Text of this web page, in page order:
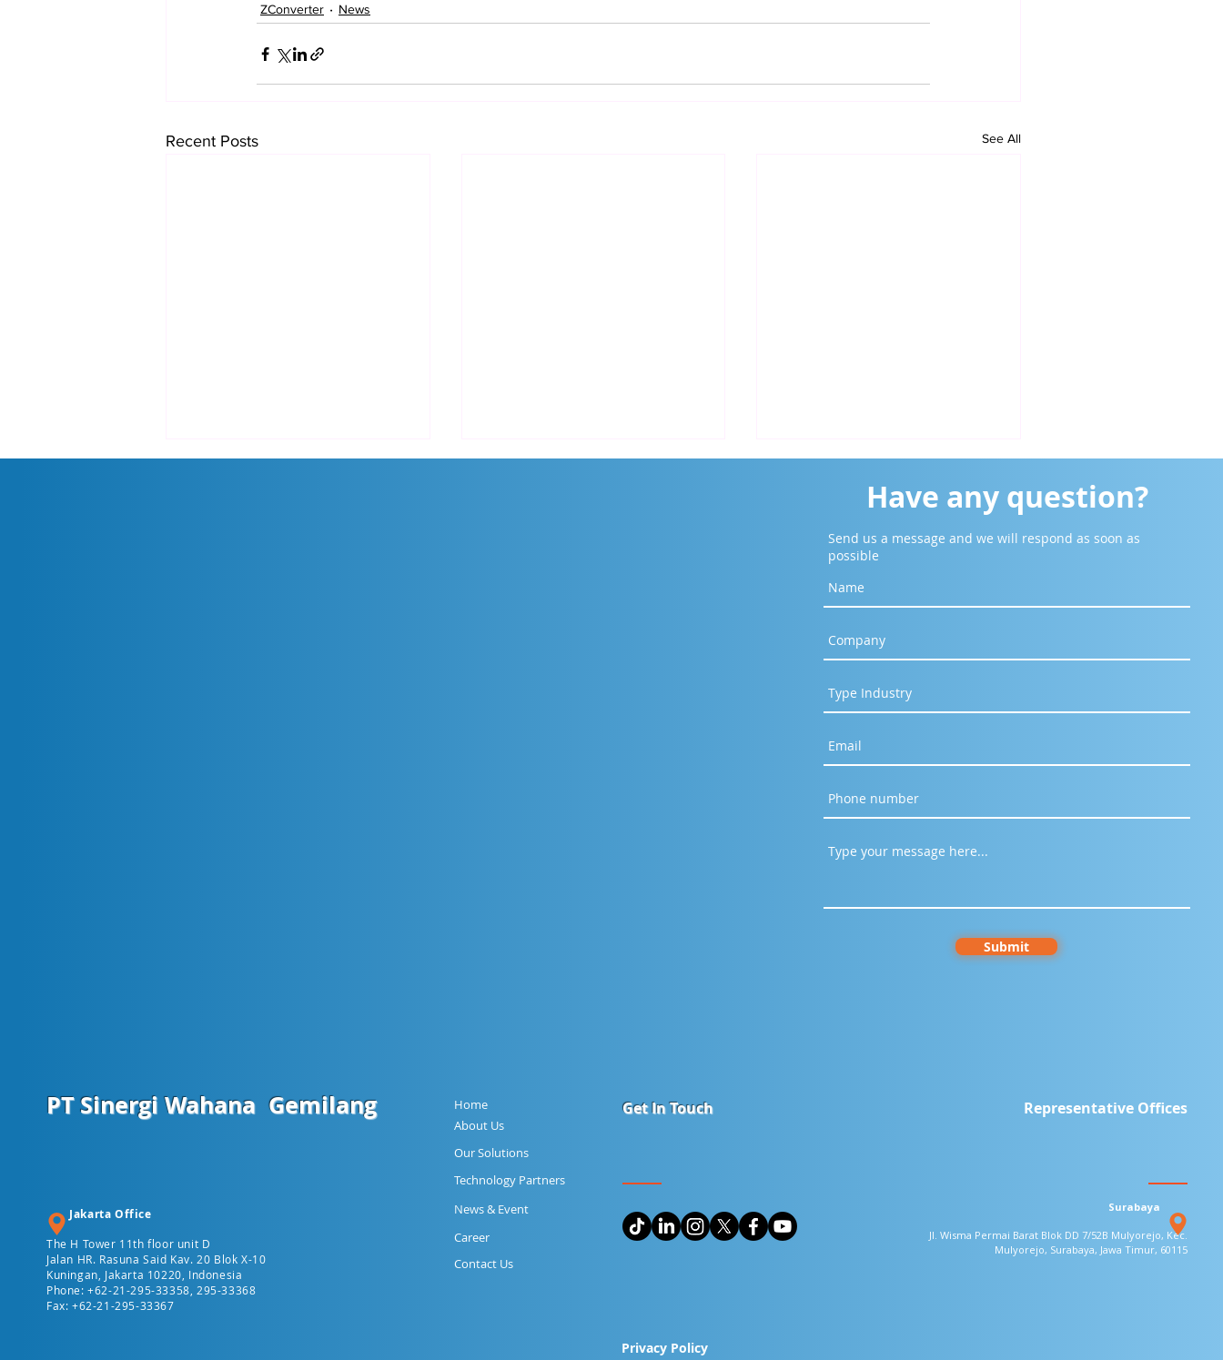
ZConverter
News
Recent Posts See All
When Your System Goes
Down for Just One Minute?
Have any question?
Send us a message and we will respond as soon as
possible
Submit
PT Sinergi Wahana Gemilang
Jakarta Office
The H Tower 11th floor unit D
Jalan HR. Rasuna Said Kav. 20 Blok X-10
Kuningan, Jakarta 10220, Indonesia
Phone: +62-21-295-33358, 295-33368
Fax: +62-21-295-33367
Home
About Us
Our Solutions
Technology Partners
News & Event
Career
Contact Us
Get In Touch Representative Offices
Surabaya
Jl. Wisma Permai Barat Blok DD 7/52B Mulyorejo, Kec.
Mulyorejo, Surabaya, Jawa Timur, 60115
Privacy Policy